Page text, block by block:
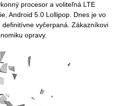
procesor a voliteľná LTE
Android 5.0 Lollipop. Dnes je vo
vyčerpaná. Zákazníkovi
opravy.